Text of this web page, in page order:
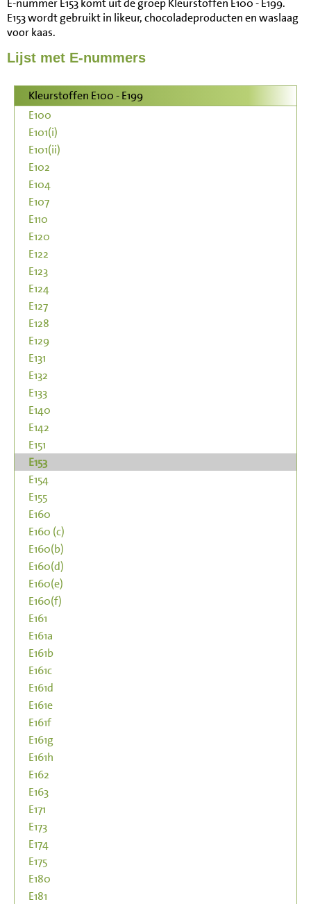
E-nummer E153 komt uit de groep Kleurstoffen E100 - E199.
E153 wordt gebruikt in likeur, chocoladeproducten en waslaag
voor kaas.
Lijst met E-nummers
Kleurstoffen E100 - E199
E100
E101(i)
E101(ii)
E102
E104
E107
E110
E120
E122
E123
E124
E127
E128
E129
E131
E132
E133
E140
E142
E151
E153
E154
E155
E160
E160 (c)
E160(b)
E160(d)
E160(e)
E160(f)
E161
E161a
E161b
E161c
E161d
E161e
E161f
E161g
E161h
E162
E163
E171
E173
E174
E175
E180
E181